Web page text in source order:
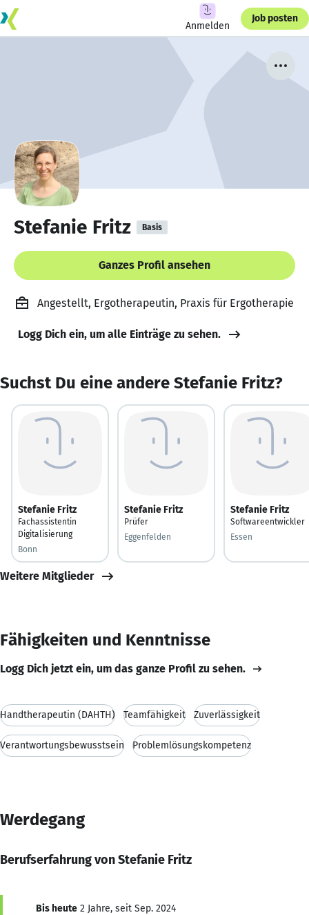
Anmelden
Job posten
Stefanie Fritz Basis
Ganzes Profil ansehen
Angestellt, Ergotherapeutin, Praxis für Ergotherapie
Logg Dich ein, um alle Einträge zu sehen.
Suchst Du eine andere Stefanie Fritz?
Stefanie Fritz
Fachassistentin
Digitalisierung
Bonn
Stefanie Fritz
Prüfer
Eggenfelden
Stefanie Fritz
Softwareentwickler
Essen
Weitere Mitglieder
Fähigkeiten und Kenntnisse
Logg Dich jetzt ein, um das ganze Profil zu sehen.
Handtherapeutin (DAHTH) Teamfähigkeit Zuverlässigkeit
Verantwortungsbewusstsein Problemlösungskompetenz
Werdegang
Berufserfahrung von Stefanie Fritz
Bis heute 2 Jahre, seit Sep. 2024